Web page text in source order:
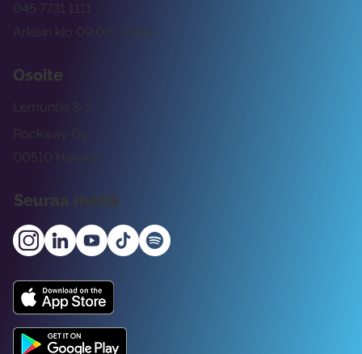
Arkisin klo 09:00 -15:00
045 7731 1111
Osoite
Rockway Oy
Lemuntie 3-5
00510 Helsinki
Seuraa meitä